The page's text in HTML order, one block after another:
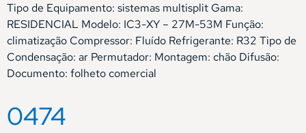
Tipo de Equipamento: sistemas multisplit Gama:
RESIDENCIAL Modelo: IC3-XY – 27M-53M Função:
climatização Compressor: Fluído Refrigerante: R32 Tipo de
Condensação: ar Permutador: Montagem: chão Difusão:
Documento: folheto comercial
0474